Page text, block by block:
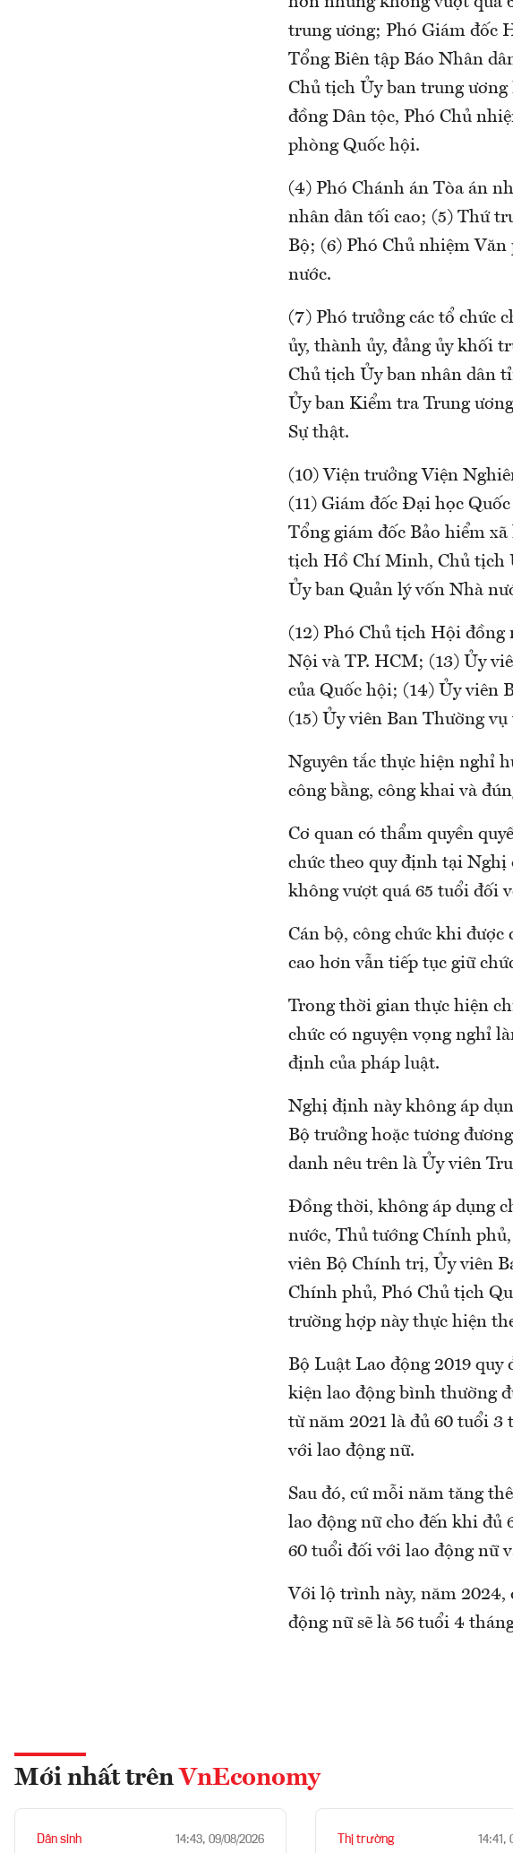
trung ương; Phó Giám đốc
Tổng Biên tập Báo Nhân
Chủ tịch Ủy ban trung
đồng Dân tộc, Phó Chủ
phòng Quốc hội.
(4) Phó Chánh án Tòa án
nhân dân tối cao; (5) Thứ
Bộ; (6) Phó Chủ nhiệm
nước.
(7) Phó trưởng các tổ chức
ủy, thành ủy, đảng ủy khối
Chủ tịch Ủy ban nhân dân
Ủy ban Kiểm tra Trung
Sự thật.
(10) Viện trưởng Viện
(11) Giám đốc Đại học
Tổng giám đốc Bảo hiểm
tịch Hồ Chí Minh, Chủ tịch
Ủy ban Quản lý vốn Nhà
(12) Phó Chủ tịch Hội đồng
Nội và TP. HCM; (13) Ủy
của Quốc hội; (14) Ủy viên
(15) Ủy viên Ban Thường
Nguyên tắc thực hiện nghỉ
công bằng, công khai và
Cơ quan có thẩm quyền
chức theo quy định tại
không vượt quá 65 tuổi đối
Cán bộ, công chức khi
cao hơn vẫn tiếp tục giữ
Trong thời gian thực hiện
chức có nguyện vọng nghỉ
định của pháp luật.
Nghị định này không áp
Bộ trưởng hoặc tương
danh nêu trên là Ủy viên
Đồng thời, không áp dụng
nước, Thủ tướng Chính
viên Bộ Chính trị, Ủy viên
Chính phủ, Phó Chủ tịch
trường hợp này thực hiện
Bộ Luật Lao động 2019
kiện lao động bình thường
từ năm 2021 là đủ 60 tuổi 3
với lao động nữ.
Sau đó, cứ mỗi năm tăng
lao động nữ cho đến khi đủ
60 tuổi đối với lao động nữ
Với lộ trình này, năm 2024,
động nữ sẽ là 56 tuổi 4
Mới nhất trên VnEconomy
Dân sinh 14:43, 09/08/2026 Thị trường 14:41,